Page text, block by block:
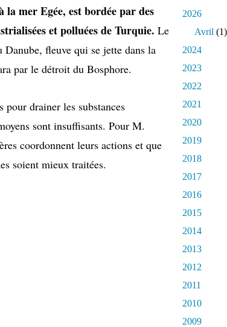
mer Egée, est bordée par des
et polluées de Turquie. Le
fleuve qui se jette dans la
par le détroit du Bosphore.
pour drainer les substances
sont insuffisants. Pour M.
coordonnent leurs actions et que
soient mieux traitées.
2026
Avril (1)
2024
2023
2022
2021
2020
2019
2018
2017
2016
2015
2014
2013
2012
2011
2010
2009